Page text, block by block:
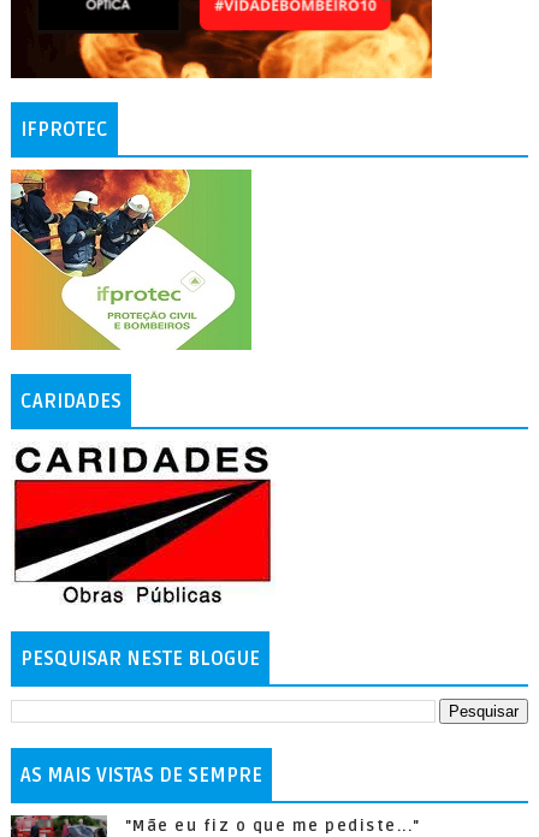
IFPROTEC
CARIDADES
PESQUISAR NESTE BLOGUE
AS MAIS VISTAS DE SEMPRE
"Mãe eu fiz o que me pediste..."